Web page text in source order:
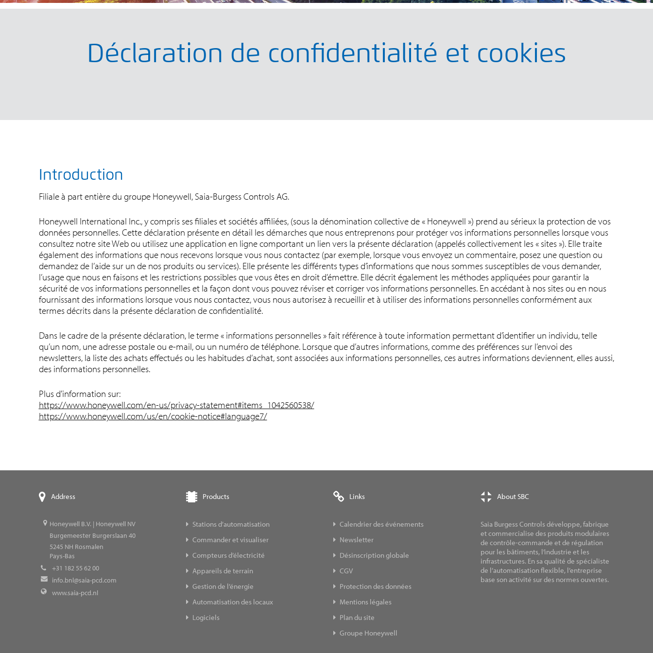
Déclaration de confidentialité et cookies
Introduction
Filiale à part entière du groupe Honeywell, Saia-Burgess Controls AG.
Honeywell International Inc., y compris ses filiales et sociétés affiliées, (sous la dénomination collective de « Honeywell ») prend au sérieux la protection de vos
données personnelles. Cette déclaration présente en détail les démarches que nous entreprenons pour protéger vos informations personnelles lorsque vous
consultez notre site Web ou utilisez une application en ligne comportant un lien vers la présente déclaration (appelés collectivement les « sites »). Elle traite
également des informations que nous recevons lorsque vous nous contactez (par exemple, lorsque vous envoyez un commentaire, posez une question ou
demandez de l’aide sur un de nos produits ou services). Elle présente les différents types d’informations que nous sommes susceptibles de vous demander,
l’usage que nous en faisons et les restrictions possibles que vous êtes en droit d’émettre. Elle décrit également les méthodes appliquées pour garantir la
sécurité de vos informations personnelles et la façon dont vous pouvez réviser et corriger vos informations personnelles. En accédant à nos sites ou en nous
fournissant des informations lorsque vous nous contactez, vous nous autorisez à recueillir et à utiliser des informations personnelles conformément aux
termes décrits dans la présente déclaration de confidentialité.
Dans le cadre de la présente déclaration, le terme « informations personnelles » fait référence à toute information permettant d’identifier un individu, telle
qu’un nom, une adresse postale ou e-mail, ou un numéro de téléphone. Lorsque que d’autres informations, comme des préférences sur l’envoi des
newsletters, la liste des achats effectués ou les habitudes d’achat, sont associées aux informations personnelles, ces autres informations deviennent, elles aussi,
des informations personnelles.
Plus d'information sur:
https://www.honeywell.com/en-us/privacy-statement#items_1042560538/
https://www.honeywell.com/us/en/cookie-notice#language7/
Address
Honeywell B.V. | Honeywell NV
Burgemeester Burgerslaan 40
5245 NH Rosmalen
Pays-Bas
+31 182 55 62 00
info.bnl@saia-pcd.com
www.saia-pcd.nl
Products
Stations d’automatisation
Commander et visualiser
Compteurs d’électricité
Appareils de terrain
Gestion de l’énergie
Automatisation des locaux
Logiciels
Links
Calendrier des événements
Newsletter
Désinscription globale
CGV
Protection des données
Mentions légales
Plan du site
Groupe Honeywell
About SBC
Saia Burgess Controls développe, fabrique
et commercialise des produits modulaires
de contrôle-commande et de régulation
pour les bâtiments, l’industrie et les
infrastructures. En sa qualité de spécialiste
de l’automatisation flexible, l’entreprise
base son activité sur des normes ouvertes.